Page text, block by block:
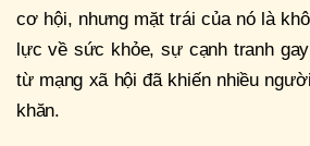
cơ hội, nhưng mặt trái của nó là
lực về sức khỏe, sự cạnh tranh
từ mạng xã hội đã khiến nhiều
khăn.